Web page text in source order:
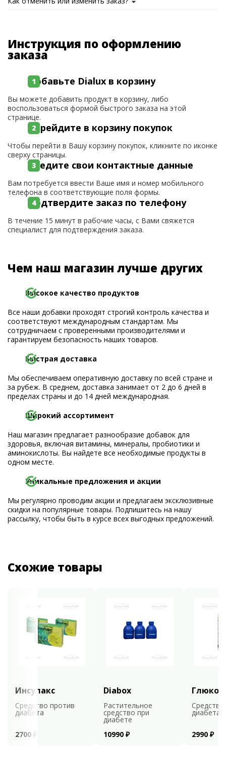
Инструкция по оформлению
заказа
Добавьте Dialux в корзину
Вы можете добавить продукт в корзину, либо
воспользоваться формой быстрого заказа на этой
странице.
Перейдите в корзину покупок
Чтобы перейти в Вашу корзину покупок, кликните по иконке
сверху страницы.
Введите свои контактные данные
Вам потребуется ввести Ваше имя и номер мобильного
телефона в соответствующие поля формы.
Подтвердите заказ по телефону
В течение 15 минут в рабочие часы, с Вами свяжется
специалист для подтверждения заказа.
Чем наш магазин лучше других
Высокое качество продуктов
Все наши добавки проходят строгий контроль качества и
соответствуют международным стандартам. Мы
сотрудничаем с проверенными производителями и
гарантируем безопасность наших товаров.
Быстрая доставка
Мы обеспечиваем оперативную доставку по всей стране и
за рубеж. В среднем, доставка занимает от 2 до 6 дней в
пределах страны и до 14 дней международная.
Широкий ассортимент
Наш магазин предлагает разнообразие добавок для
здоровья, включая витамины, минералы, пробиотики и
аминокислоты. Вы найдете все необходимые продукты в
одном месте.
Уникальные предложения и акции
Мы регулярно проводим акции и предлагаем эксклюзивные
скидки на популярные товары. Подпишитесь на нашу
рассылку, чтобы быть в курсе всех выгодных предложений.
Схожие товары
Инсулакс
Средство против
диабета
2700 ₽
Diabox
Растительное
средство при
диабете
10990 ₽
диабета
2990 ₽